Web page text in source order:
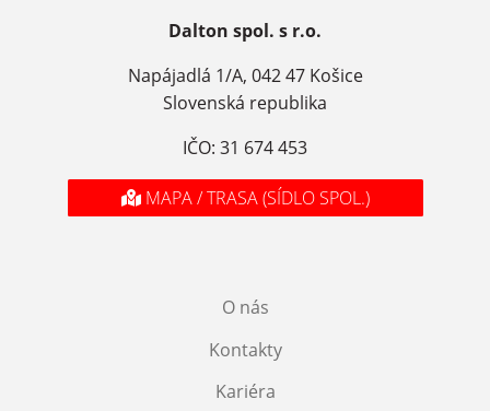
Dalton spol. s r.o.
Napájadlá 1/A, 042 47 Košice
Slovenská republika
IČO: 31 674 453
MAPA / TRASA (SÍDLO SPOL.)
O nás
Kontakty
Kariéra